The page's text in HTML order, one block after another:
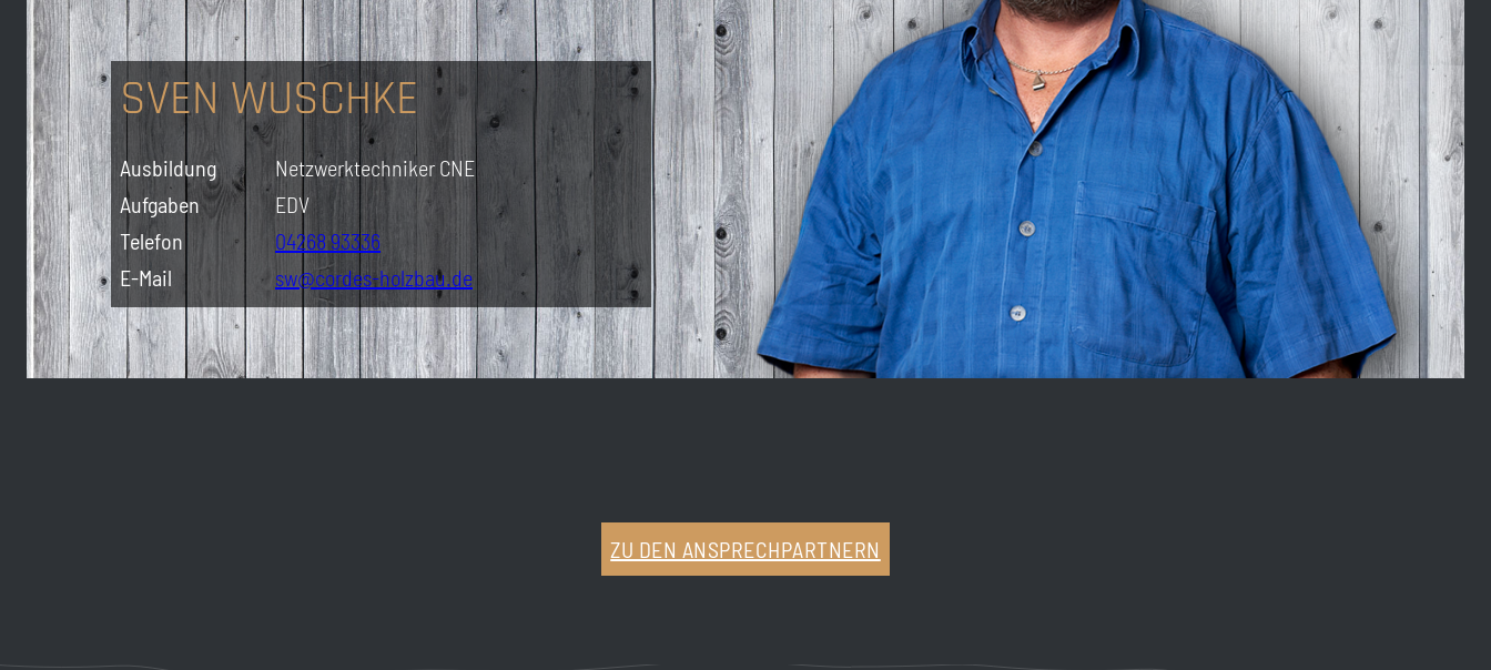
SVEN WUSCHKE
Ausbildung
Netzwerktechniker CNE
Aufgaben
EDV
Telefon
04268 93336
E-Mail
sw@cordes-holzbau.de
ZU DEN ANSPRECHPARTNERN